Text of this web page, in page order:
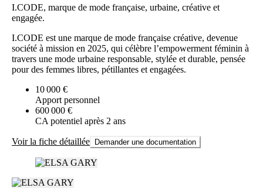
I.CODE, marque de mode française, urbaine, créative et
engagée.
I.CODE est une marque de mode française créative, devenue
société à mission en 2025, qui célèbre l’empowerment féminin à
travers une mode urbaine responsable, stylée et durable, pensée
pour des femmes libres, pétillantes et engagées.
10 000 €
Apport personnel
600 000 €
CA potentiel après 2 ans
Voir la fiche détaillée Demander une documentation